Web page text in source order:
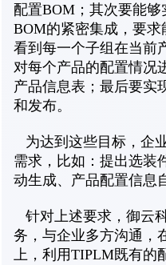
配置BOM；其次要能
BOM的紧密集成，要
看到每一个子组在当前
对每个产品的配置情况
产品信息表；最后要实
和发布。
为达到这些目标，企
需求，比如：提出选装
动生成、产品配置信息
针对上述要求， 御云
务，与企业多方沟通，
上，利用TIPLM既有的